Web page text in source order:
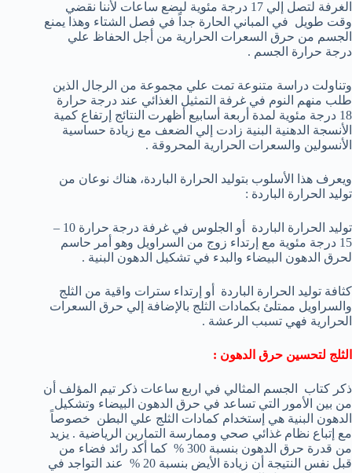
الغرفة لتصل إلي 17 درجة مئوية لبضع ساعات لأننا نقضي
وقت طويل في المباني الحارة جداً في فصل الشتاء وهذا يمنع
الجسم من حرق السعرات الحرارية من أجل الحفاظ علي
درجة حرارة الجسم .
وتناولت دراسة متنوعة تمت علي مجموعة من الرجال الذين
طلب منهم النوم في غرفة التمثيل الغذائي عند درجة حرارة
18 درجة مئوية لمدة أربعة أسابيع أظهرت النتائج إرتفاع كمية
الأنسجة الدهنية البنية زادت إلي الضعف مع زيادة حساسية
الأنسولين والسعرات الحرارية المحروقة .
ويعرف هذا الأسلوب بتوليد الحرارة الباردة، هناك نوعان من
توليد الحرارة الباردة :
توليد الحرارة الباردة أو الجلوس في غرفة درجة حرارة 10 –
15 درجة مئوية مع إرتداء زوج من السراويل وهو أمر حاسم
لحرق الدهون البيضاء والبدء في تشكيل الدهون البنية .
كثافة توليد الحرارة الباردة أو إرتداء سترات واقية من الثلج
والسراويل ممتلئ بكمادات الثلج بالإضافة إلي حرق السعرات
الحرارية فهي تسبب الرعشة .
الثلج لتحسين حرق الدهون :
ذكر كتاب الجسم المثالي في اربع ساعات ذكر تيم المؤلف أن
من بين الأمور التي تساعد في حرق الدهون البيضاء وتشكيل
الدهون البنية هي إستخدام كمادات الثلج علي البطن خصوصاً
مع إتباع نظام غذائي صحي وممارسة التمارين الرياضية . يزيد
من قدرة حرق الدهون بنسبة 300 % كما أكد رائد فضاء من
قبل نفس النتيجة أن زيادة الأيض بنسبة 20 % عند التواجد في